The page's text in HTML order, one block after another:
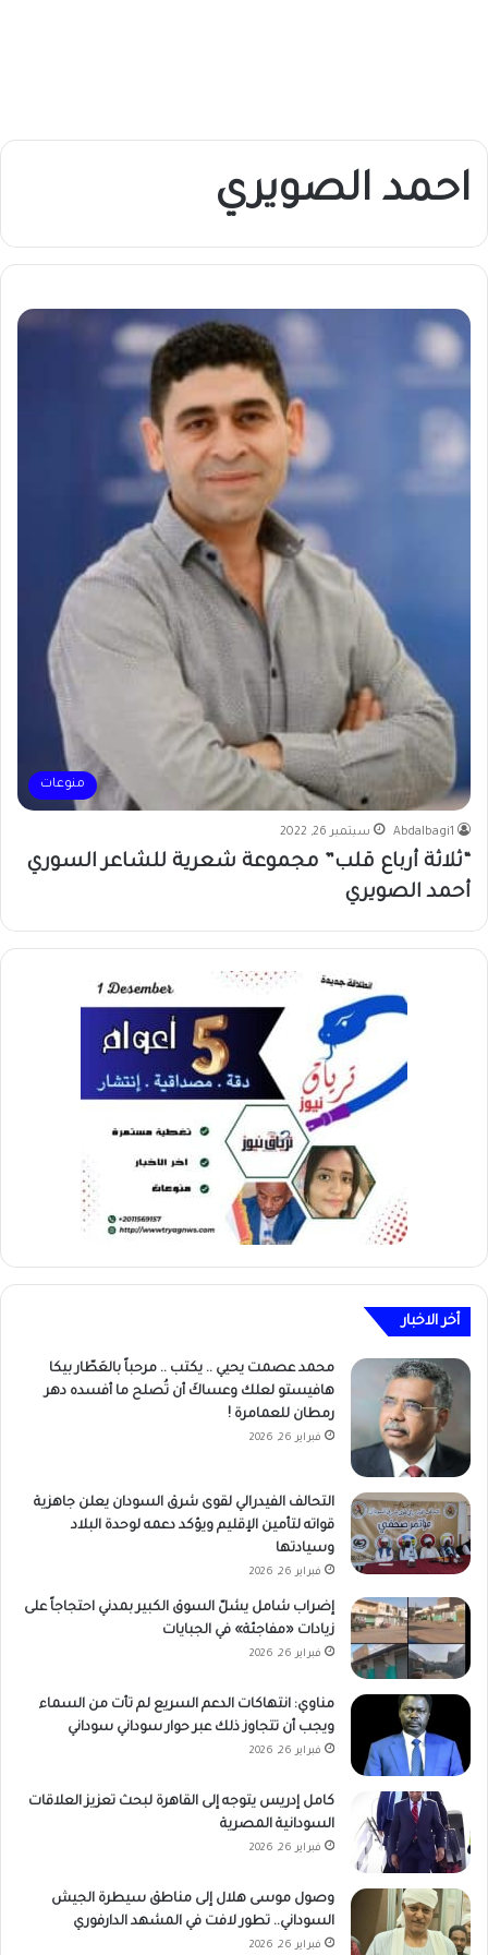
احمد الصويري
منوعات
Abdalbagi1 سبتمبر 26, 2022
“ثلاثة أرباع قلب” مجموعة شعرية للشاعر السوري
أحمد الصويري
أخر الاخبار
محمد عصمت يحيي .. يكتب .. مرحباً بالعَطّار بيكا
هافيستو لعلك وعساكَ أن تُصلح ما أفسده دهر
رمطان للعمامرة !
فبراير 26, 2026
التحالف الفيدرالي لقوى شرق السودان يعلن جاهزية
قواته لتأمين الإقليم ويؤكد دعمه لوحدة البلاد
وسيادتها
فبراير 26, 2026
إضراب شامل يشلّ السوق الكبير بمدني احتجاجاً على
زيادات «مفاجئة» في الجبايات
فبراير 26, 2026
مناوي: انتهاكات الدعم السريع لم تأت من السماء
ويجب أن تتجاوز ذلك عبر حوار سوداني سوداني
فبراير 26, 2026
كامل إدريس يتوجه إلى القاهرة لبحث تعزيز العلاقات
السودانية المصرية
فبراير 26, 2026
وصول موسى هلال إلى مناطق سيطرة الجيش
السوداني.. تطور لافت في المشهد الدارفوري
فبراير 26, 2026